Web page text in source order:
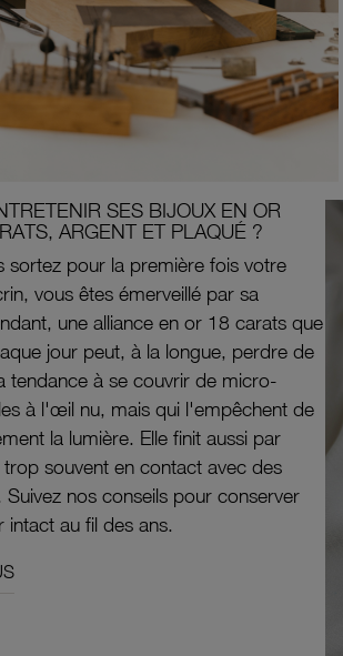
SES BIJOUX EN OR
ARGENT ET PLAQUÉ ?
sortez pour la première fois votre
vous êtes émerveillé par sa
une alliance en or 18 carats que
jour peut, à la longue, perdre de
tendance à se couvrir de micro-
à l'œil nu, mais qui l'empêchent de
la lumière. Elle finit aussi par
trop souvent en contact avec des
Suivez nos conseils pour conserver
intact au fil des ans.